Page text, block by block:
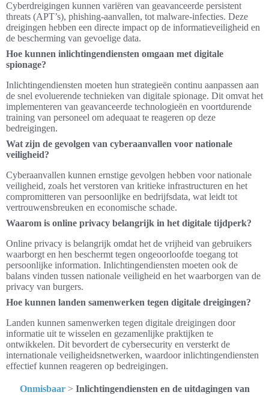
Cyberdreigingen kunnen variëren van geavanceerde persistent
threats (APT’s), phishing-aanvallen, tot malware-infecties. Deze
dreigingen hebben een directe impact op de informatieveiligheid en
de bescherming van gevoelige data.
Hoe kunnen inlichtingendiensten omgaan met digitale
spionage?
Inlichtingendiensten moeten hun strategieën continu aanpassen aan
de snel evoluerende technieken van digitale spionage. Dit omvat het
implementeren van geavanceerde technologieën en voortdurende
training van personeel om adequaat te reageren op deze
bedreigingen.
Wat zijn de gevolgen van cyberaanvallen voor nationale
veiligheid?
Cyberaanvallen kunnen ernstige gevolgen hebben voor nationale
veiligheid, zoals het verstoren van kritieke infrastructuren en het
compromitteren van persoonlijke en bedrijfsdata, wat leidt tot
vertrouwensbreuken en economische schade.
Waarom is online privacy belangrijk in het digitale tijdperk?
Online privacy is belangrijk omdat het de vrijheid van gebruikers
waarborgt en hen beschermt tegen ongeoorloofde toegang tot
persoonlijke information. Inlichtingendiensten moeten ook de
balans vinden tussen nationale veiligheid en het waarborgen van de
privacy van burgers.
Hoe kunnen landen samenwerken tegen digitale dreigingen?
Landen kunnen samenwerken tegen digitale dreigingen door
informatie uit te wisselen en gezamenlijke praktijken te
ontwikkelen. Dit bevordert de cybersecurity en versterkt de
internationale veiligheidsnetwerken, waardoor inlichtingendiensten
effectief kunnen reageren op bedreigingen.
Onmisbaar> Inlichtingendiensten en de uitdagingen van